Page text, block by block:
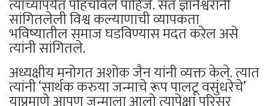
त्यांच्यापर्यंत पोहचविले पाहिजे. संत ज्ञानेश्वरांनी
सांगितलेली विश्व कल्याणाची व्यापकता
भविष्यातील समाज घडविण्यास मदत करेल असे
त्यांनी सांगितले.
अध्यक्षीय मनोगत अशोक जैन यांनी व्यक्त केले. त्यात
त्यांनी ‘सार्थक करुया जन्माचे रूप पालटू वसुंधरेचे’